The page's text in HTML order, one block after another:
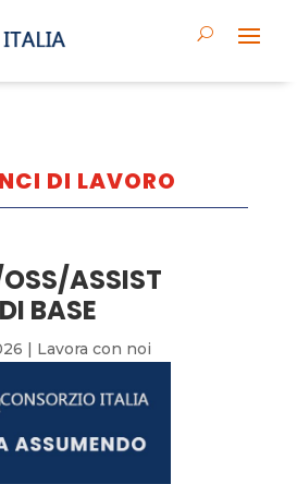
DI LAVORO
ASSIST
BASE
| Lavora con noi